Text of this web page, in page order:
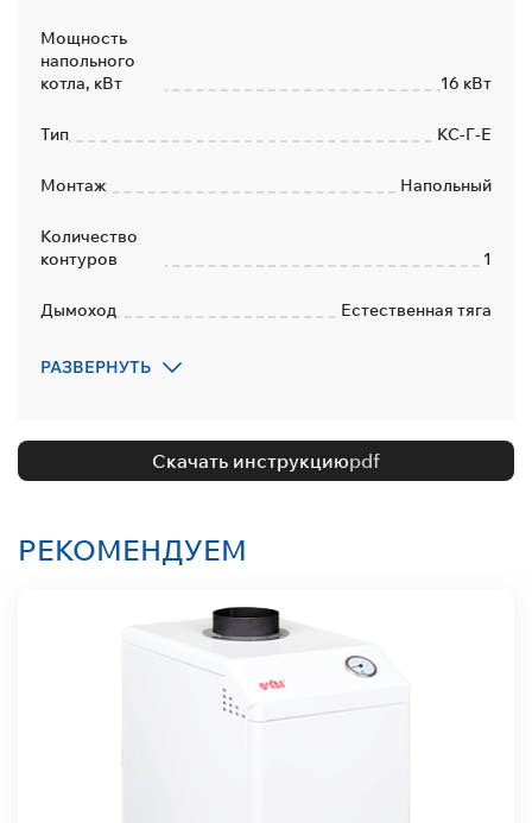
Мощность
напольного
котла, кВт
16 кВт
Тип КС-Г-Е
Монтаж Напольный
Количество
контуров
1
Дымоход Естественная тяга
Переход на
РАЗВЕРНУТЬ
Скачать инструкциюpdf
РЕКОМЕНДУЕМ